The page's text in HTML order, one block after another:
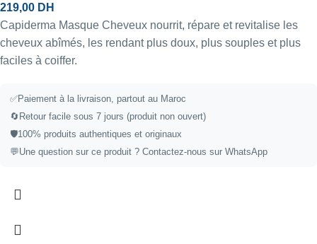
219,00 DH
Capiderma Masque Cheveux nourrit, répare et revitalise les
cheveux abîmés, les rendant plus doux, plus souples et plus
faciles à coiffer.
✅Paiement à la livraison, partout au Maroc
🔄 Retour facile sous 7 jours (produit non ouvert)
🛡️100% produits authentiques et originaux
💬Une question sur ce produit ? Contactez-nous sur WhatsApp